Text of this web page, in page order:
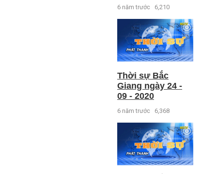
6 năm trước 6,210
Thời sự Bắc
Giang ngày 24 -
09 - 2020
6 năm trước 6,368